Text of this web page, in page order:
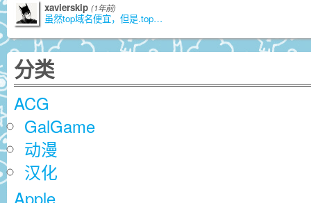
xavierskip (1年前)
虽然top域名便宜，但是.top是由江苏
分类
ACG
GalGame
动漫
汉化
Apple